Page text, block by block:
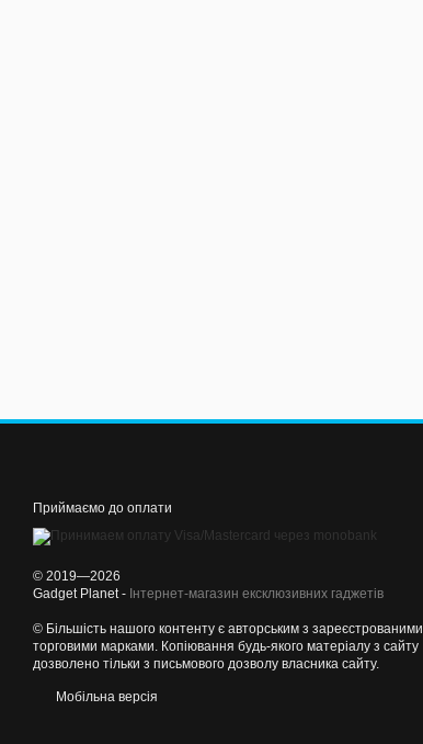
Приймаємо до оплати
© 2019—2026
Gadget Planet - Інтернет-магазин ексклюзивних гаджетів
© Більшість нашого контенту є авторським з зареєстрованими
торговими марками. Копіювання будь-якого матеріалу з сайту
дозволено тільки з письмового дозволу власника сайту.
Мобільна версія